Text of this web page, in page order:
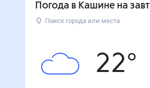
Погода в Кашине на
Поиск города или места
22°